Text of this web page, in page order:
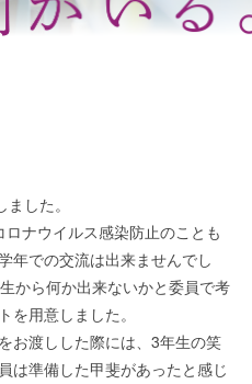
した。
ナウイルス感染防止のことも
年での交流は出来ませんでし
から何か出来ないかと委員で考
を用意しました。
お渡しした際には、3年生の笑
は準備した甲斐があったと感じ